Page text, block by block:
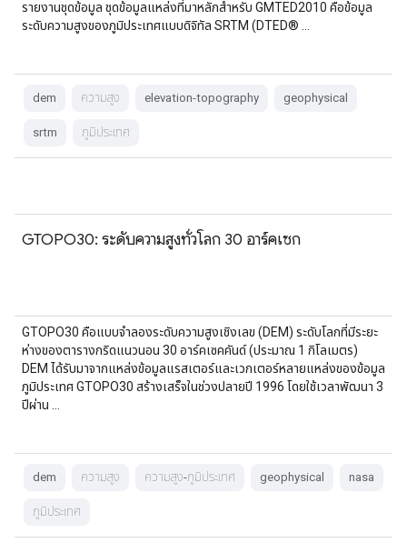
รายงานชุดข้อมูล ชุดข้อมูลแหล่งที่มาหลักสำหรับ GMTED2010 คือข้อมูล
ระดับความสูงของภูมิประเทศแบบดิจิทัล SRTM (DTED® …
dem ความสูง elevation-topography geophysical
srtm ภูมิประเทศ
GTOPO30: ระดับความสูงทั่วโลก 30 อาร์คเซก
GTOPO30 คือแบบจำลองระดับความสูงเชิงเลข (DEM) ระดับโลกที่มีระยะ
ห่างของตารางกริดแนวนอน 30 อาร์คเซคคันด์ (ประมาณ 1 กิโลเมตร)
DEM ได้รับมาจากแหล่งข้อมูลแรสเตอร์และเวกเตอร์หลายแหล่งของข้อมูล
ภูมิประเทศ GTOPO30 สร้างเสร็จในช่วงปลายปี 1996 โดยใช้เวลาพัฒนา 3
ปีผ่าน …
dem ความสูง ความสูง-ภูมิประเทศ geophysical nasa
ภูมิประเทศ